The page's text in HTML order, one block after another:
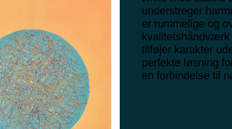
understreger
er rummelige og
kvalitetshåndværk
tilføjer karakter
perfekte løsning
en forbindelse til